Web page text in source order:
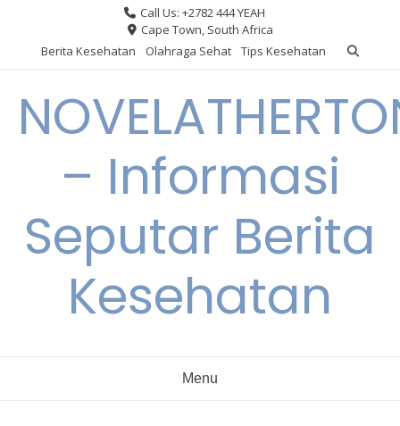
content
Call Us: +2782 444 YEAH
Cape Town, South Africa
Berita Kesehatan
Olahraga Sehat Tips Kesehatan
– Informasi
Seputar Berita
Kesehatan
Menu